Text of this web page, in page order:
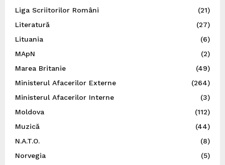
Liga Scriitorilor Români
(21)
Literatură
(27)
Lituania
(6)
MApN
(2)
Marea Britanie
(49)
Ministerul Afacerilor Externe
(264)
Ministerul Afacerilor Interne
(3)
Moldova
(112)
Muzică
(44)
N.A.T.O.
(8)
Norvegia
(5)